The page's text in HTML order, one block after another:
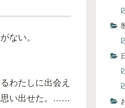
ない。
わたしに出会え
思い出せた。……